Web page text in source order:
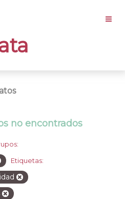
no encontrados
Etiquetas: